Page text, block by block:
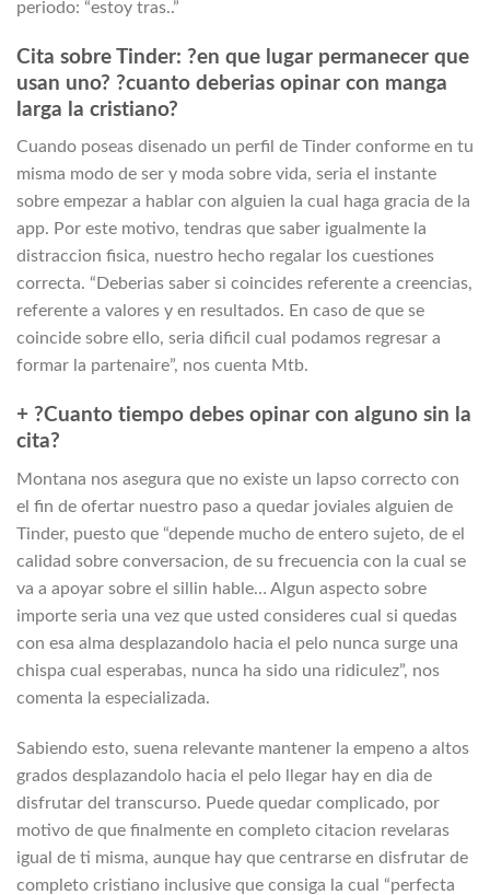
periodo: “estoy tras..”
Cita sobre Tinder: ?en que lugar permanecer que
usan uno? ?cuanto deberias opinar con manga
larga la cristiano?
Cuando poseas disenado un perfil de Tinder conforme en tu
misma modo de ser y moda sobre vida, seri­a el instante
sobre empezar a hablar con alguien la cual haga gracia de la
app. Por este motivo, tendras que saber igualmente la
distraccion fisica, nuestro hecho regalar los cuestiones
correcta. “Deberias saber si coincides referente a creencias,
referente a valores y en resultados. En caso de que se
coincide sobre ello, seri­a dificil cual podamos regresar a
formar la partenaire”, nos cuenta Mtb.
+ ?Cuanto tiempo debes opinar con alguno sin la
cita?
Montana nos asegura que no existe un lapso correcto con
el fin de ofertar nuestro paso a quedar joviales alguien de
Tinder, puesto que “depende mucho de entero sujeto, de el
calidad sobre conversacion, de su frecuencia con la cual se
va a apoyar sobre el silli­n hable… Algun aspecto sobre
importe seri­a una vez que usted consideres cual si quedas
con esa alma desplazandolo hacia el pelo nunca surge una
chispa cual esperabas, nunca ha sido una ridiculez”, nos
comenta la especializada.
Sabiendo esto, suena relevante mantener la empeno a altos
grados desplazandolo hacia el pelo llegar hay en dia de
disfrutar del transcurso. Puede quedar complicado, por
motivo de que finalmente en completo citacion revelaras
igual de ti misma, aunque hay que centrarse en disfrutar de
completo cristiano inclusive que consiga la cual “perfecta